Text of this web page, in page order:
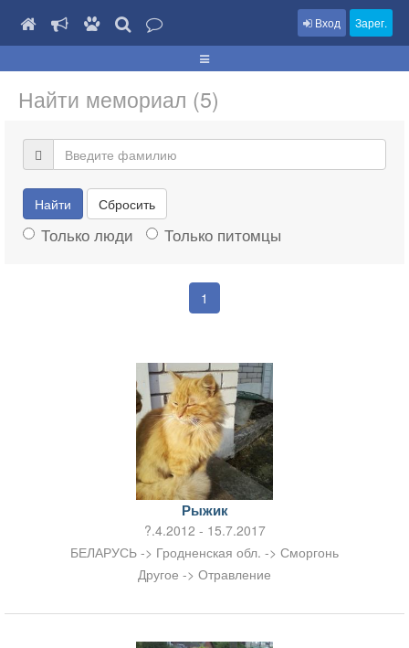
Вход Зарег.
Найти мемориал (5)
Найти Сбросить
Только люди Только питомцы
1
Рыжик
?.4.2012 - 15.7.2017
БЕЛАРУСЬ -> Гродненская обл. -> Сморгонь
Другое -> Отравление